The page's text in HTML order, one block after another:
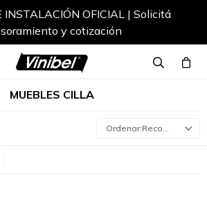
INSTALACIÓN OFICIAL | Solicitá
y cotización
MUEBLES CILLA
Recomendados